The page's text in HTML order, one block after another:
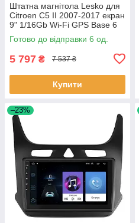
Штатна магнітола Lesko для
Citroen C5 II 2007-2017 екран
9" 1/16Gb Wi-Fi GPS Base 6
шт.
Готово до відправки 6 од.
5 797 ₴ 7 537 ₴
Купити
–23%